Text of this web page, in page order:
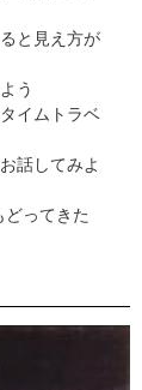
と見え方が
う
イムトラベ
話してみよ
ってきた